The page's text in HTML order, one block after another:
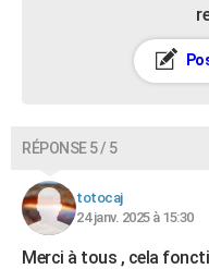
RÉPONSE 5 / 5
totocaj
24 janv. 2025 à 15:30
Merci à tous , cela